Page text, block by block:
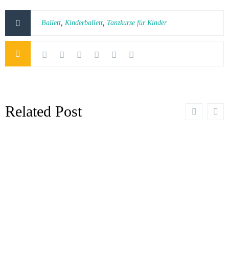
Ballett, Kinderballett, Tanzkurse für Kinder
Related Post